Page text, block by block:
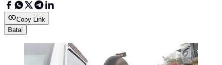
Copy Link
Batal